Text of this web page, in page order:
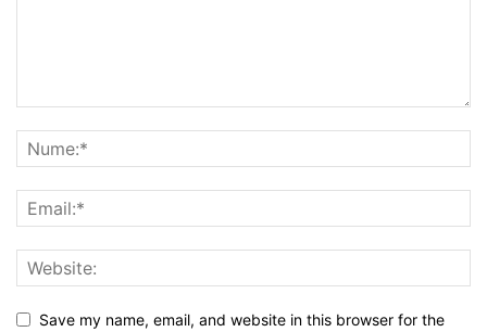
Save my name, email, and website in this browser for the